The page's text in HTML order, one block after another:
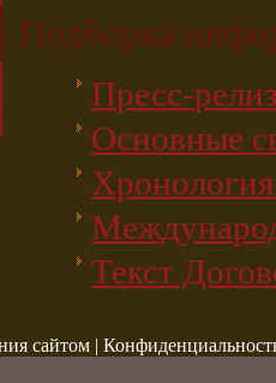
Подборка
Пресс-
Основные
Текст
сайтом |